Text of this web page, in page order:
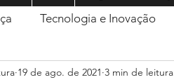
Tecnologia e Inovação
19 de ago. de 2021 3 min de leitura